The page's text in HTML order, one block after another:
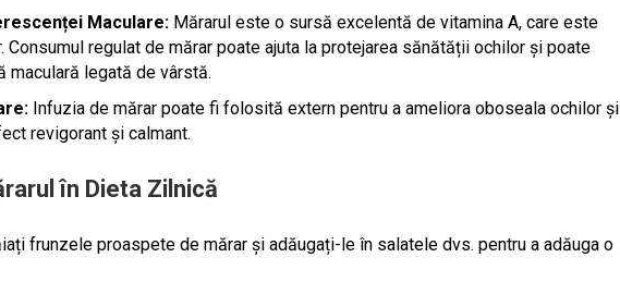
Maculare: Mărarul este o sursă excelentă de vitamina A, care este
Consumul regulat de mărar poate ajuta la protejarea sănătății ochilor și poate
maculară legată de vârstă.
Infuzia de mărar poate fi folosită extern pentru a ameliora oboseala ochilor și
revigorant și calmant.
în Dieta Zilnică
frunzele proaspete de mărar și adăugați-le în salatele dvs. pentru a adăuga o